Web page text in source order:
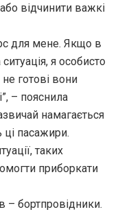
відчинити важкі
для мене. Якщо в
я особисто
готові вони
– пояснила
намагається
ці пасажири.
таких
приборкати
– бортпровідники.